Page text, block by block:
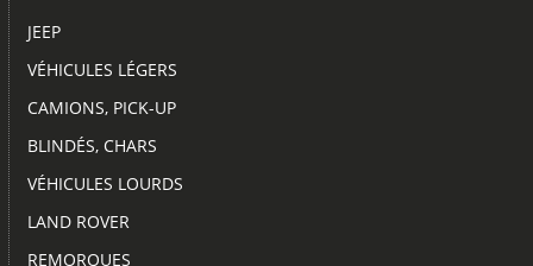
JEEP
VÉHICULES LÉGERS
CAMIONS, PICK-UP
BLINDÉS, CHARS
VÉHICULES LOURDS
LAND ROVER
REMORQUES